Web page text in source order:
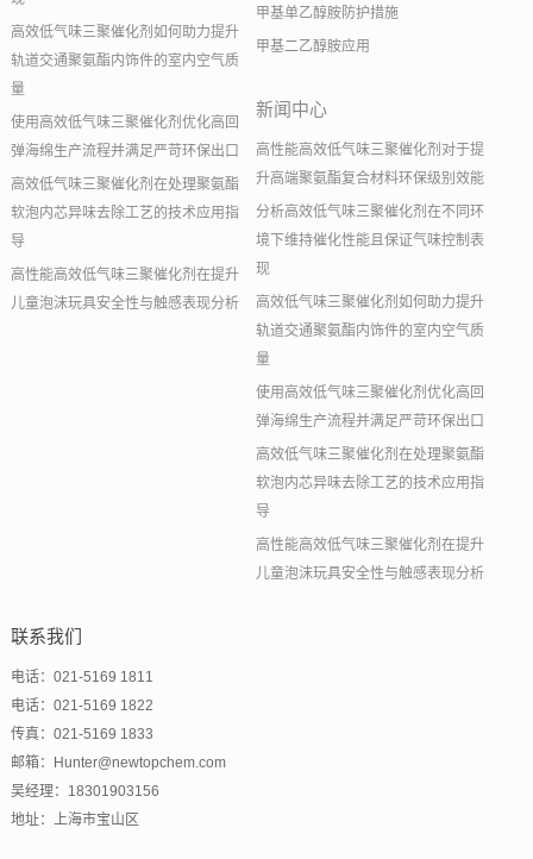
高效低气味三聚催化剂如何助力提升
轨道交通聚氨酯内饰件的室内空气质
量
使用高效低气味三聚催化剂优化高回
弹海绵生产流程并满足严苛环保出口
高效低气味三聚催化剂在处理聚氨酯
软泡内芯异味去除工艺的技术应用指
导
高性能高效低气味三聚催化剂在提升
儿童泡沫玩具安全性与触感表现分析
甲基单乙醇胺防护措施
甲基二乙醇胺应用
新闻中心
高性能高效低气味三聚催化剂对于提
升高端聚氨酯复合材料环保级别效能
分析高效低气味三聚催化剂在不同环
境下维持催化性能且保证气味控制表
现
高效低气味三聚催化剂如何助力提升
轨道交通聚氨酯内饰件的室内空气质
量
使用高效低气味三聚催化剂优化高回
弹海绵生产流程并满足严苛环保出口
高效低气味三聚催化剂在处理聚氨酯
软泡内芯异味去除工艺的技术应用指
导
高性能高效低气味三聚催化剂在提升
儿童泡沫玩具安全性与触感表现分析
联系我们
电话：021-5169 1811
电话：021-5169 1822
传真：021-5169 1833
邮箱：Hunter@newtopchem.com
吴经理：18301903156
地址：上海市宝山区